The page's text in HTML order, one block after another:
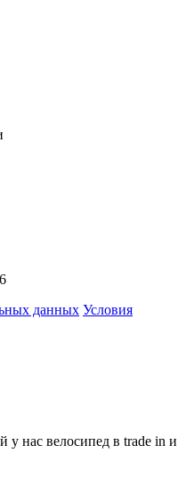
данных Условия
у нас велосипед в trade in и